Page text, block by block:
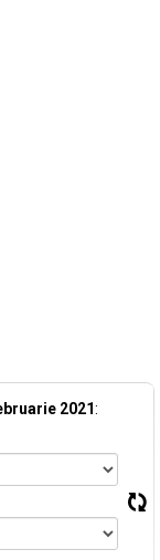
2021: